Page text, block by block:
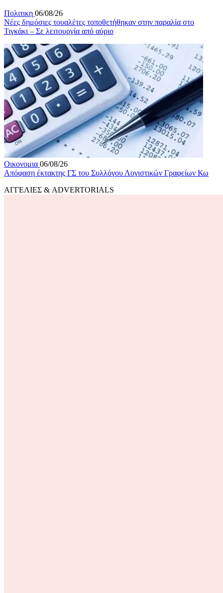
Πολιτικη 06/08/26
Νέες δημόσιες τουαλέτες τοποθετήθηκαν στην παραλία στο
Τιγκάκι – Σε λειτουργία από αύριο
Οικονομια 06/08/26
Απόφαση έκτακτης ΓΣ του Συλλόγου Λογιστικών Γραφείων Κω
ΑΓΓΕΛΙΕΣ & ADVERTORIALS